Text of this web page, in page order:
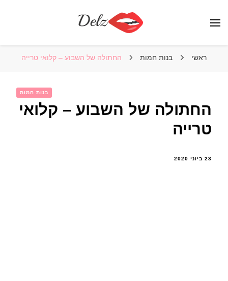
ראשי בנות חמות החתולה של השבוע – קלואי טרייה
בנות חמות
החתולה של השבוע – קלואי
טרייה
23 ביוני 2020